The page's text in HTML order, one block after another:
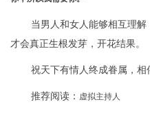
当男人和女人能够相互理解
才会真正生根发芽，开花结果。
祝天下有情人终成眷属，相
推荐阅读： 虚拟主持人